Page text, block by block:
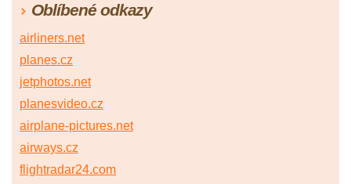
Oblíbené odkazy
airliners.net
planes.cz
jetphotos.net
planesvideo.cz
airplane-pictures.net
airways.cz
flightradar24.com